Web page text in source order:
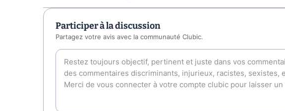
Participer à la discussion
Partagez votre avis avec la communauté Clubic.